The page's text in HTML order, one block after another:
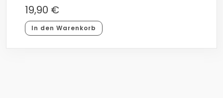
19,90 €
In den Warenkorb